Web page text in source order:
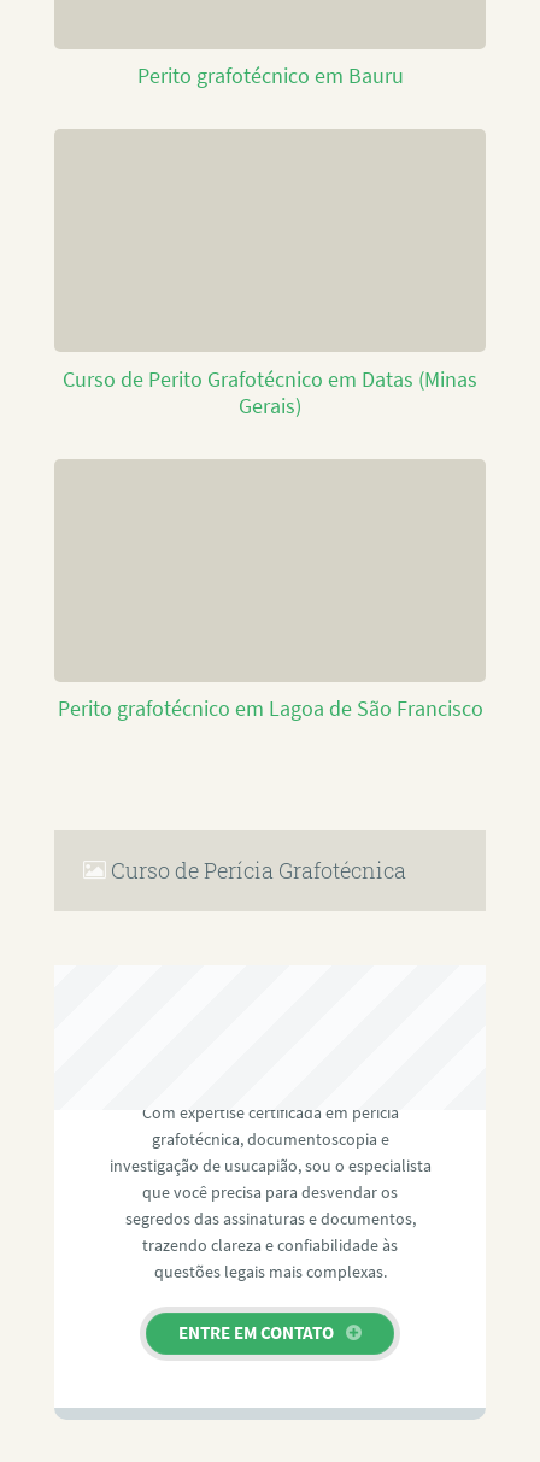
Perito grafotécnico em Bauru
Curso de Perito Grafotécnico em Datas (Minas
Gerais)
Perito grafotécnico em Lagoa de São Francisco
Curso de Perícia Grafotécnica
Com expertise certificada em perícia
grafotécnica, documentoscopia e
investigação de usucapião, sou o especialista
que você precisa para desvendar os
segredos das assinaturas e documentos,
trazendo clareza e confiabilidade às
questões legais mais complexas.
ENTRE EM CONTATO